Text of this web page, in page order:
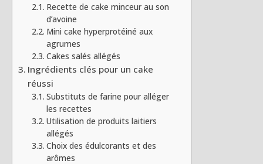
Recette de cake minceur au son
d’avoine
Mini cake hyperprotéiné aux
agrumes
Cakes salés allégés
Ingrédients clés pour un cake
réussi
Substituts de farine pour alléger
les recettes
Utilisation de produits laitiers
allégés
Choix des édulcorants et des
arômes